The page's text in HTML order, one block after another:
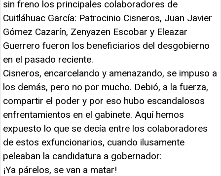
sin freno los principales colaboradores de
Cuitláhuac García: Patrocinio Cisneros, Juan Javier
Gómez Cazarín, Zenyazen Escobar y Eleazar
Guerrero fueron los beneficiarios del desgobierno
en el pasado reciente.
Cisneros, encarcelando y amenazando, se impuso a
los demás, pero no por mucho. Debió, a la fuerza,
compartir el poder y por eso hubo escandalosos
enfrentamientos en el gabinete. Aquí hemos
expuesto lo que se decía entre los colaboradores
de estos exfuncionarios, cuando ilusamente
peleaban la candidatura a gobernador:
¡Ya párelos, se van a matar!